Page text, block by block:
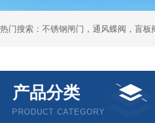
热门搜索：不锈钢闸门，通风蝶阀，盲
产品分类
PRODUCT CATEGORY